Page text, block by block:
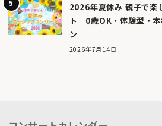
2026年夏休み 親子で
ト｜0歳OK・体験型・
ン
2026年7月14日